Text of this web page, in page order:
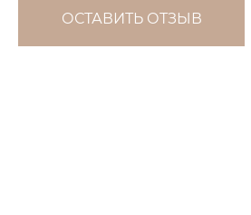
ОСТАВИТЬ ОТЗЫВ